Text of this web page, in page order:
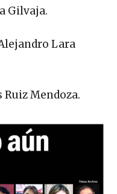
Gilvaja.
Lara
Ruiz Mendoza.